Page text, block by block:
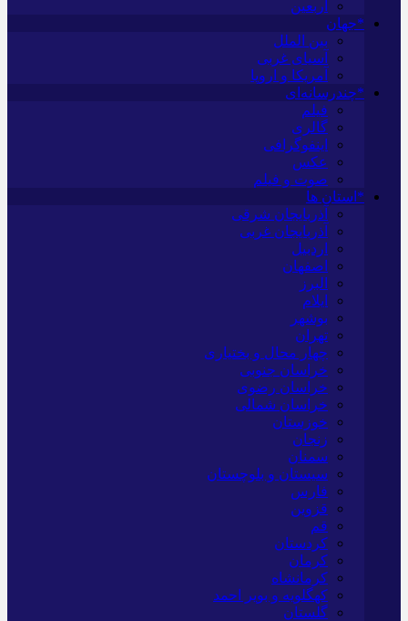
اربعین
*جهان
بین الملل
آسیای غربی
آمریکا و اروپا
*چندرسانه‌ای
فیلم
گالری
اینفوگرافی
عکس
صوت و فیلم
*استان ها
آذربایجان شرقی
آذربایجان غربی
اردبیل
اصفهان
البرز
ایلام
بوشهر
تهران
چهار محال و بختیاری
خراسان جنوبی
خراسان رضوی
خراسان شمالی
خوزستان
زنجان
سمنان
سیستان و بلوچستان
فارس
قزوین
قم
کردستان
کرمان
کرمانشاه
کهگلویه و بویر احمد
گلستان